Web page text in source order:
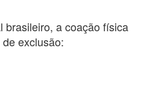
brasileiro, a coação física
exclusão: